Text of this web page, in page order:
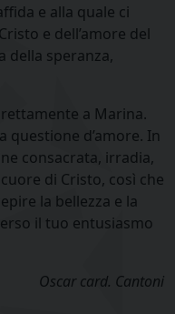
e alla quale ci
e dell’amore del
della speranza,
a Marina.
questione d’amore. In
consacrata, irradia,
di Cristo, così che
la bellezza e la
il tuo entusiasmo
Oscar card. Cantoni